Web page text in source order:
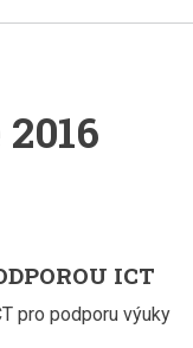
ICT
pro podporu výuky